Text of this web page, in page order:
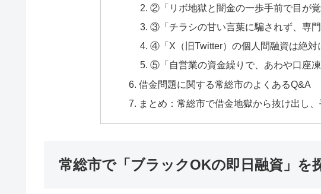
②「リボ地獄と闇金の一歩手前で目が覚
③「チラシの甘い言葉に騙されず、専門
④「X（旧Twitter）の個人間融資は絶対
⑤「自営業の資金繰りで、あわや口座凍
借金問題に関する常総市のよくあるQ&A
まとめ：常総市で借金地獄から抜け出し
常総市で「ブラックOKの即日融資」を